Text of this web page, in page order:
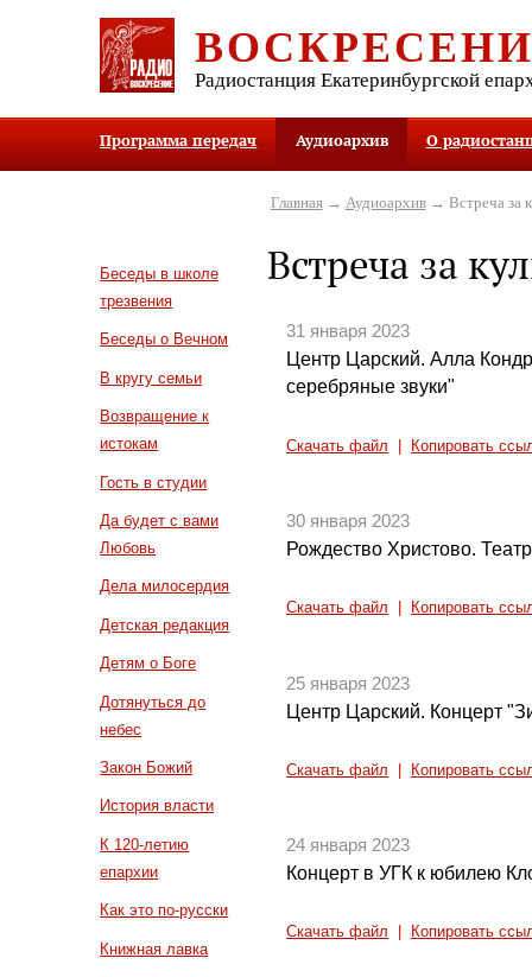
Радиостанция Екатеринбургской
Программа передач Аудиоархив О
Беседы в школе
трезвения
Беседы о Вечном
В кругу семьи
Возвращение к
истокам
Гость в студии
Да будет с вами
Любовь
Дела милосердия
Детская редакция
Детям о Боге
Дотянуться до
небес
Закон Божий
История власти
К 120-летию
епархии
Как это по-русски
Книжная лавка
Главная→ Аудиоархив→ Встреча за
Встреча за
31 января 2023
Центр Царский. Алла
серебряные звуки"
Скачать файл Копировать
30 января 2023
Рождество Христово.
Скачать файл Копировать
25 января 2023
Центр Царский. Концерт
Скачать файл Копировать
24 января 2023
Концерт в УГК к юбилею
Скачать файл Копировать